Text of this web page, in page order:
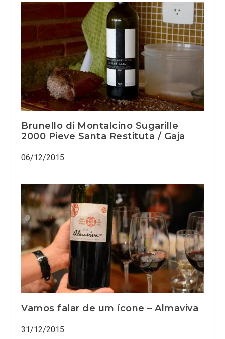
Brunello di Montalcino Sugarille
2000 Pieve Santa Restituta / Gaja
06/12/2015
Vamos falar de um ícone – Almaviva
31/12/2015